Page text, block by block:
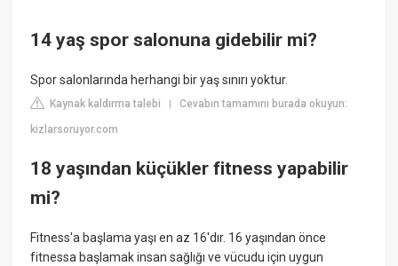
14 yaş spor salonuna gidebilir mi?
Spor salonlarında herhangi bir yaş sınırı yoktur.
Kaynak kaldırma talebi |Cevabın tamamını burada okuyun:
kizlarsoruyor.com
18 yaşından küçükler fitness yapabilir
mi?
Fitness'a başlama yaşı en az 16'dır. 16 yaşından önce
fitnessa başlamak insan sağlığı ve vücudu için uygun